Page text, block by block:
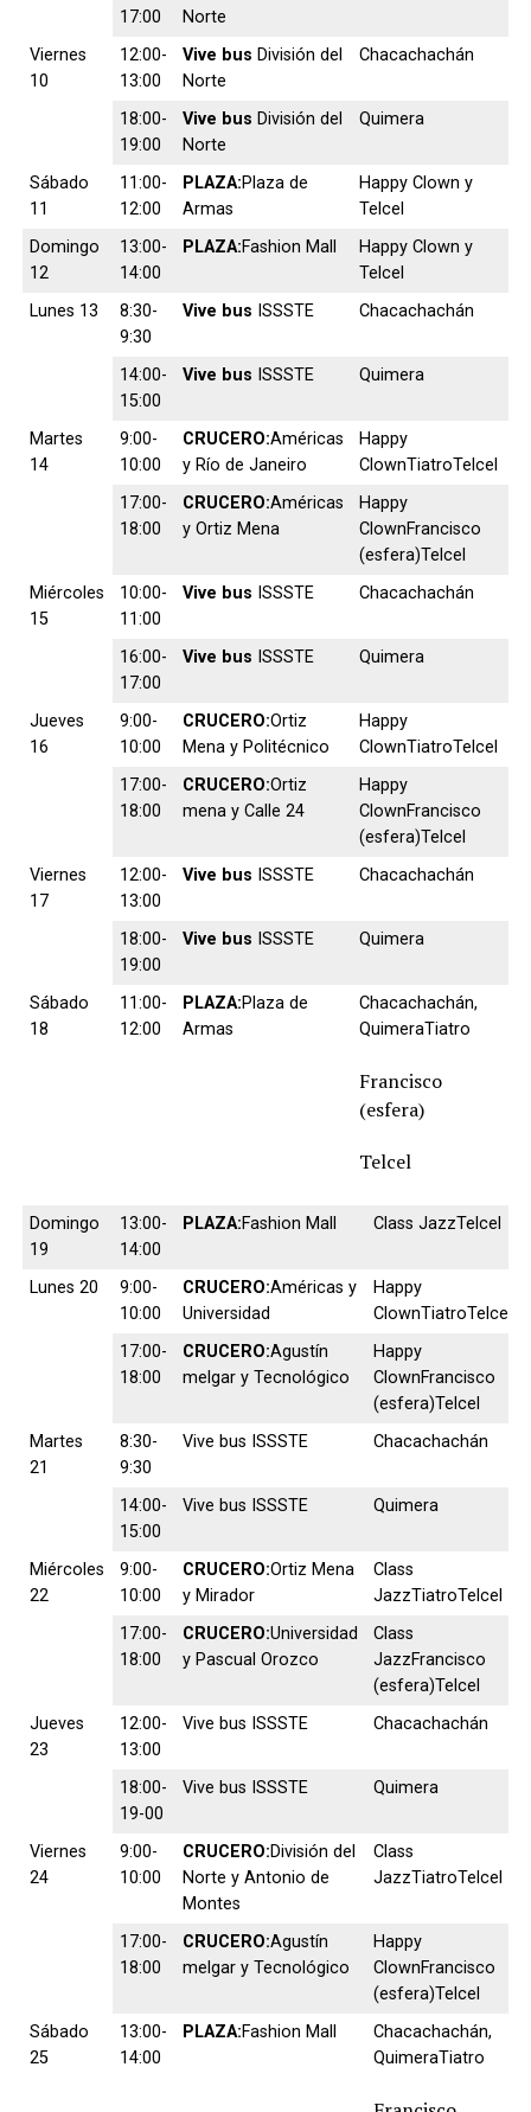
17:00
Norte
Viernes
10
12:00-
13:00
Vive bus División del
Norte
Chacachachán
18:00-
19:00
Vive bus División del
Norte
Quimera
Sábado
11
11:00-
12:00
PLAZA:Plaza de
Armas
Happy Clown y
Telcel
Domingo
12
13:00-
14:00
PLAZA:Fashion Mall
Happy Clown y
Telcel
Lunes 13
8:30-
9:30
Vive bus ISSSTE Chacachachán
14:00-
15:00
Vive bus ISSSTE Quimera
Martes
14
9:00-
10:00
CRUCERO:Américas
y Río de Janeiro
Happy
ClownTiatroTelcel
17:00-
18:00
CRUCERO:Américas
y Ortiz Mena
Happy
ClownFrancisco
(esfera)Telcel
Miércoles
15
10:00-
11:00
Vive bus ISSSTE Chacachachán
16:00-
17:00
Vive bus ISSSTE Quimera
Jueves
16
9:00-
10:00
CRUCERO:Ortiz
Mena y Politécnico
Happy
ClownTiatroTelcel
17:00-
18:00
CRUCERO:Ortiz
mena y Calle 24
Happy
ClownFrancisco
(esfera)Telcel
Viernes
17
12:00-
13:00
Vive bus ISSSTE Chacachachán
18:00-
19:00
Vive bus ISSSTE Quimera
Sábado
18
11:00-
12:00
PLAZA:Plaza de
Armas
Chacachachán,
QuimeraTiatro
Francisco
(esfera)
Telcel
Domingo
19
13:00-
14:00
PLAZA:Fashion Mall Class JazzTelcel
Lunes 20
9:00-
10:00
CRUCERO:Américas y
Universidad
Happy
ClownTiatroTelcel
17:00-
18:00
CRUCERO:Agustín
melgar y Tecnológico
Happy
ClownFrancisco
(esfera)Telcel
Martes
21
8:30-
9:30
Vive bus ISSSTE Chacachachán
14:00-
15:00
Vive bus ISSSTE Quimera
Miércoles
22
9:00-
10:00
CRUCERO:Ortiz Mena
y Mirador
Class
JazzTiatroTelcel
17:00-
18:00
CRUCERO:Universidad
y Pascual Orozco
Class
JazzFrancisco
(esfera)Telcel
Jueves
23
12:00-
13:00
Vive bus ISSSTE Chacachachán
18:00-
19-00
Vive bus ISSSTE Quimera
Viernes
24
9:00-
10:00
CRUCERO:División del
Norte y Antonio de
Montes
Class
JazzTiatroTelcel
17:00-
18:00
CRUCERO:Agustín
melgar y Tecnológico
Happy
ClownFrancisco
(esfera)Telcel
Sábado
25
13:00-
14:00
PLAZA:Fashion Mall
Chacachachán,
QuimeraTiatro